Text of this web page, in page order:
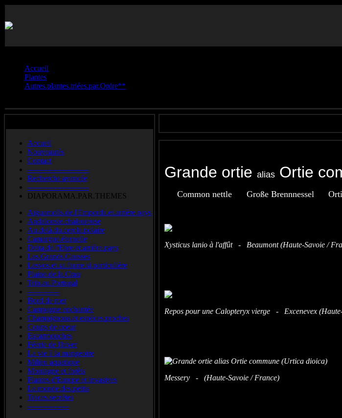
Accueil
Plantes
Autres.plantes.triées.par.Ordre**
Accueil
Nouveautés
Contact
-------------------------
Recherche avancée
-------------------------
DIAPORAMA.PAR.THEMES
Aiguamolls.de.l'Emporda.et.arrière.pays
Andalousie.chaleureuse
Au.delà.du.cercle.polaire
Camargue.éternelle
Delta.de.l'Ebre.et.arrière.pays
Les.Grands.Causses
Lesvos.et.sa.faune.si.particulière
Plaine.de.la.Crau
Trip.au.Portugal
-------------
Bord de mer
Campagne enchantée
Champignons.et.espèces.proches
Coups de coeur
Escarmouches
Féerie de l'hiver
La vie à la mangeoire
Milieu aquatique
Montagne et forêts
Plantes d'Europe et invasives
Le.monde.des.petits
Traces.secrètes
-----------------
Grande ortie aliasOrtie
Common nettle Große Brennnessel
Xysticus lanio à l'affût - Beaumont (Haute-Savoie /
Repos pour une Calopteryx vierge - Excenevex
Messery - (Haute-Savoie / France)